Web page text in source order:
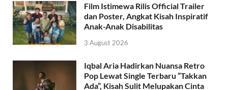
Film Istimewa Rilis Official Trailer
dan Poster, Angkat Kisah Inspiratif
Anak-Anak Disabilitas
3 August 2026
Iqbal Aria Hadirkan Nuansa Retro
Pop Lewat Single Terbaru “Takkan
Ada”, Kisah Sulit Melupakan Cinta